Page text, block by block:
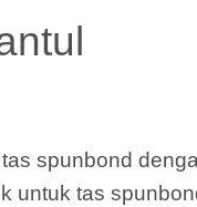
spunbond
tas